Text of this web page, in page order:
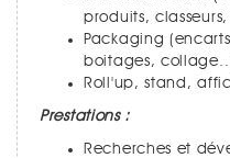
produits,
Packaging
boitages,
Roll'up, stand,
Prestations :
Recherches et